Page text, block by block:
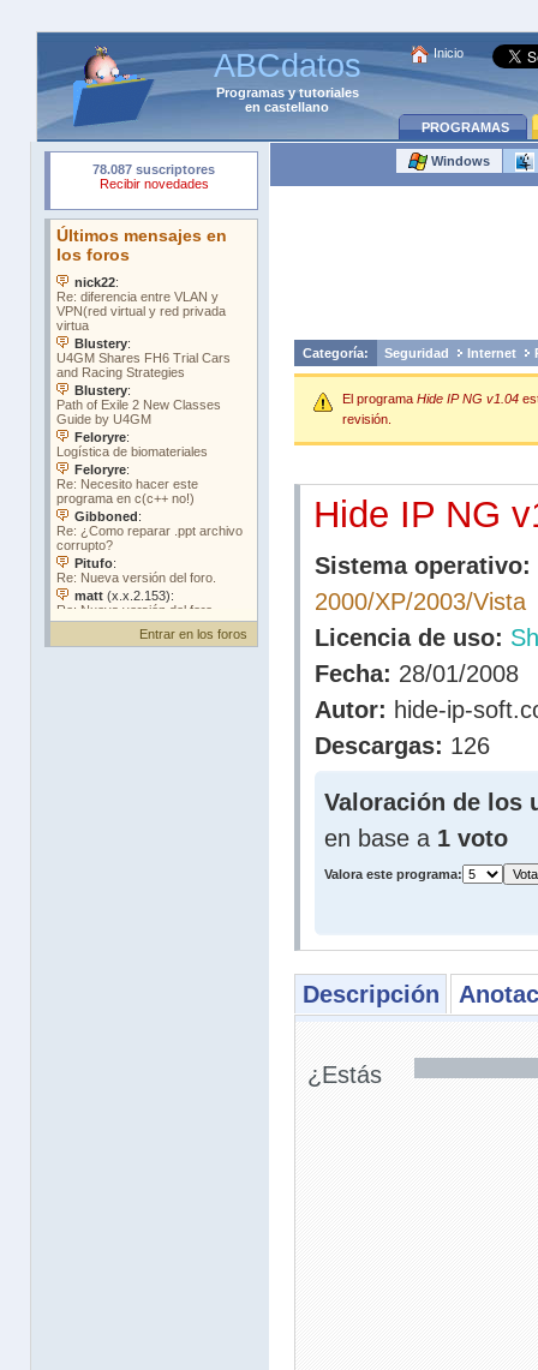
ABCdatos
Programasytutoriales
en castellano
Inicio
PROGRAMAS
Entrar en los foros
Windows
Categoría: Seguridad Internet
El programa Hide IP NG v1.04
revisión.
Hide IP NG
Sistema operativo:
2000/XP/2003/Vista
Licencia de uso:
Fecha: 28/01/2008
Autor: hide-ip-
Descargas: 126
Valoración de los
en base a 1 voto
Valora este programa:
Descripción
¿Estás